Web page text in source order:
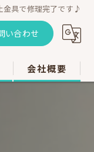
金具で修理完了です♪
い合わせ
会社概要